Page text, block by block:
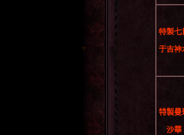
特製七
于吉神
特製曼
沙華